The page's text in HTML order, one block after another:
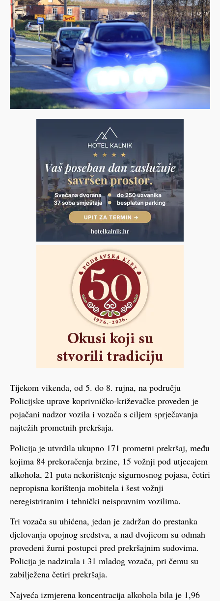
Tijekom vikenda, od 5. do 8. rujna, na području
Policijske uprave koprivničko-križevačke proveden je
pojačani nadzor vozila i vozača s ciljem sprječavanja
najtežih prometnih prekršaja.
Policija je utvrdila ukupno 171 prometni prekršaj, među
kojima 84 prekoračenja brzine, 15 vožnji pod utjecajem
alkohola, 21 puta nekorištenje sigurnosnog pojasa, četiri
nepropisna korištenja mobitela i šest vožnji
neregistriranim i tehnički neispravnim vozilima.
Tri vozača su uhićena, jedan je zadržan do prestanka
djelovanja opojnog sredstva, a nad dvojicom su odmah
provedeni žurni postupci pred prekršajnim sudovima.
Policija je nadzirala i 31 mladog vozača, pri čemu su
zabilježena četiri prekršaja.
Najveća izmjerena koncentracija alkohola bila je 1,96